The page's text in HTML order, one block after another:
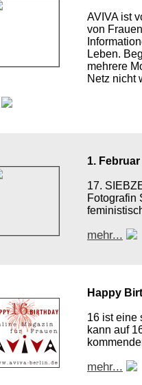
AVIVA ist
von
Leben.
mehrere
Netz nicht
1.
17.
Fotografin
mehr...
Happy
16 ist eine
kann auf
mehr...